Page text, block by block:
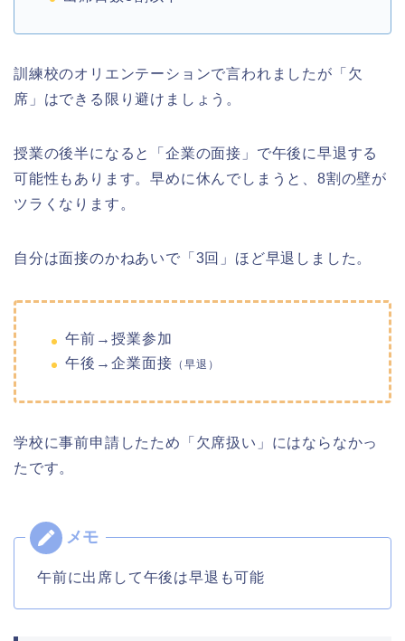
訓練校のオリエンテーションで言われましたが「欠
席」はできる限り避けましょう。
授業の後半になると「企業の面接」で午後に早退する
可能性もあります。早めに休んでしまうと、8割の壁が
ツラくなります。
自分は面接のかねあいで「3回」ほど早退しました。
午前→授業参加
午後→企業面接 （早退）
学校に事前申請したため「欠席扱い」にはならなかっ
たです。
午前に出席して午後は早退も可能